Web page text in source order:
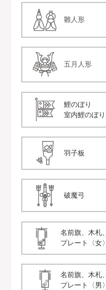
雛人形
五月人形
鯉のぼり
室内鯉のぼり
羽子板
破魔弓
名前旗、木札、
プレート〈女〉
名前旗、木札、
プレート〈男〉